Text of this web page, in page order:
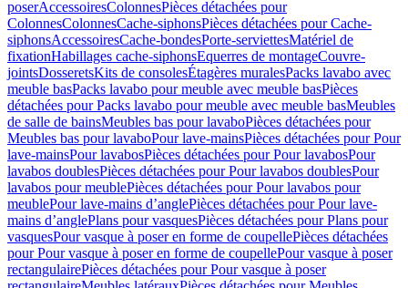
poserAccessoiresColonnesPièces détachées pour
ColonnesColonnesCache-siphonsPièces détachées pour Cache-
siphonsAccessoiresCache-bondesPorte-serviettesMatériel de
fixationHabillages cache-siphonsEquerres de montageCouvre-
jointsDosseretsKits de consolesÉtagères muralesPacks lavabo avec
meuble basPacks lavabo pour meuble avec meuble basPièces
détachées pour Packs lavabo pour meuble avec meuble basMeubles
de salle de bainsMeubles bas pour lavaboPièces détachées pour
Meubles bas pour lavaboPour lave-mainsPièces détachées pour Pour
lave-mainsPour lavabosPièces détachées pour Pour lavabosPour
lavabos doublesPièces détachées pour Pour lavabos doublesPour
lavabos pour meublePièces détachées pour Pour lavabos pour
meublePour lave-mains d’anglePièces détachées pour Pour lave-
mains d’anglePlans pour vasquesPièces détachées pour Plans pour
vasquesPour vasque à poser en forme de coupellePièces détachées
pour Pour vasque à poser en forme de coupellePour vasque à poser
rectangulairePièces détachées pour Pour vasque à poser